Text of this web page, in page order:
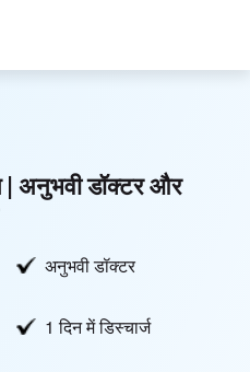
Piles
बारे में
हमसे संपर्क करें
| अनुभवी डॉक्टर और
अनुभवी डॉक्टर
1 दिन में डिस्चार्ज